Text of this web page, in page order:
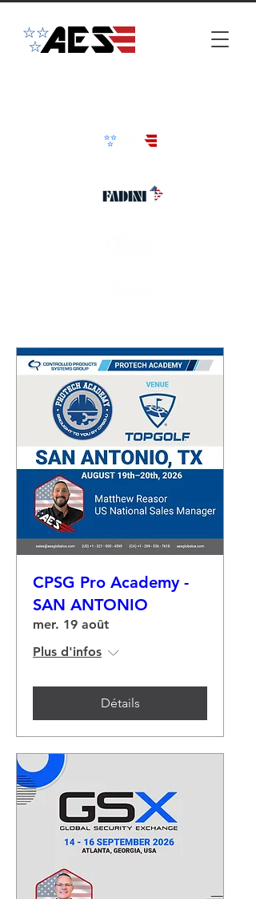
CPSG Pro Academy -
SAN ANTONIO
mer. 19 août
Plus d'infos
Détails